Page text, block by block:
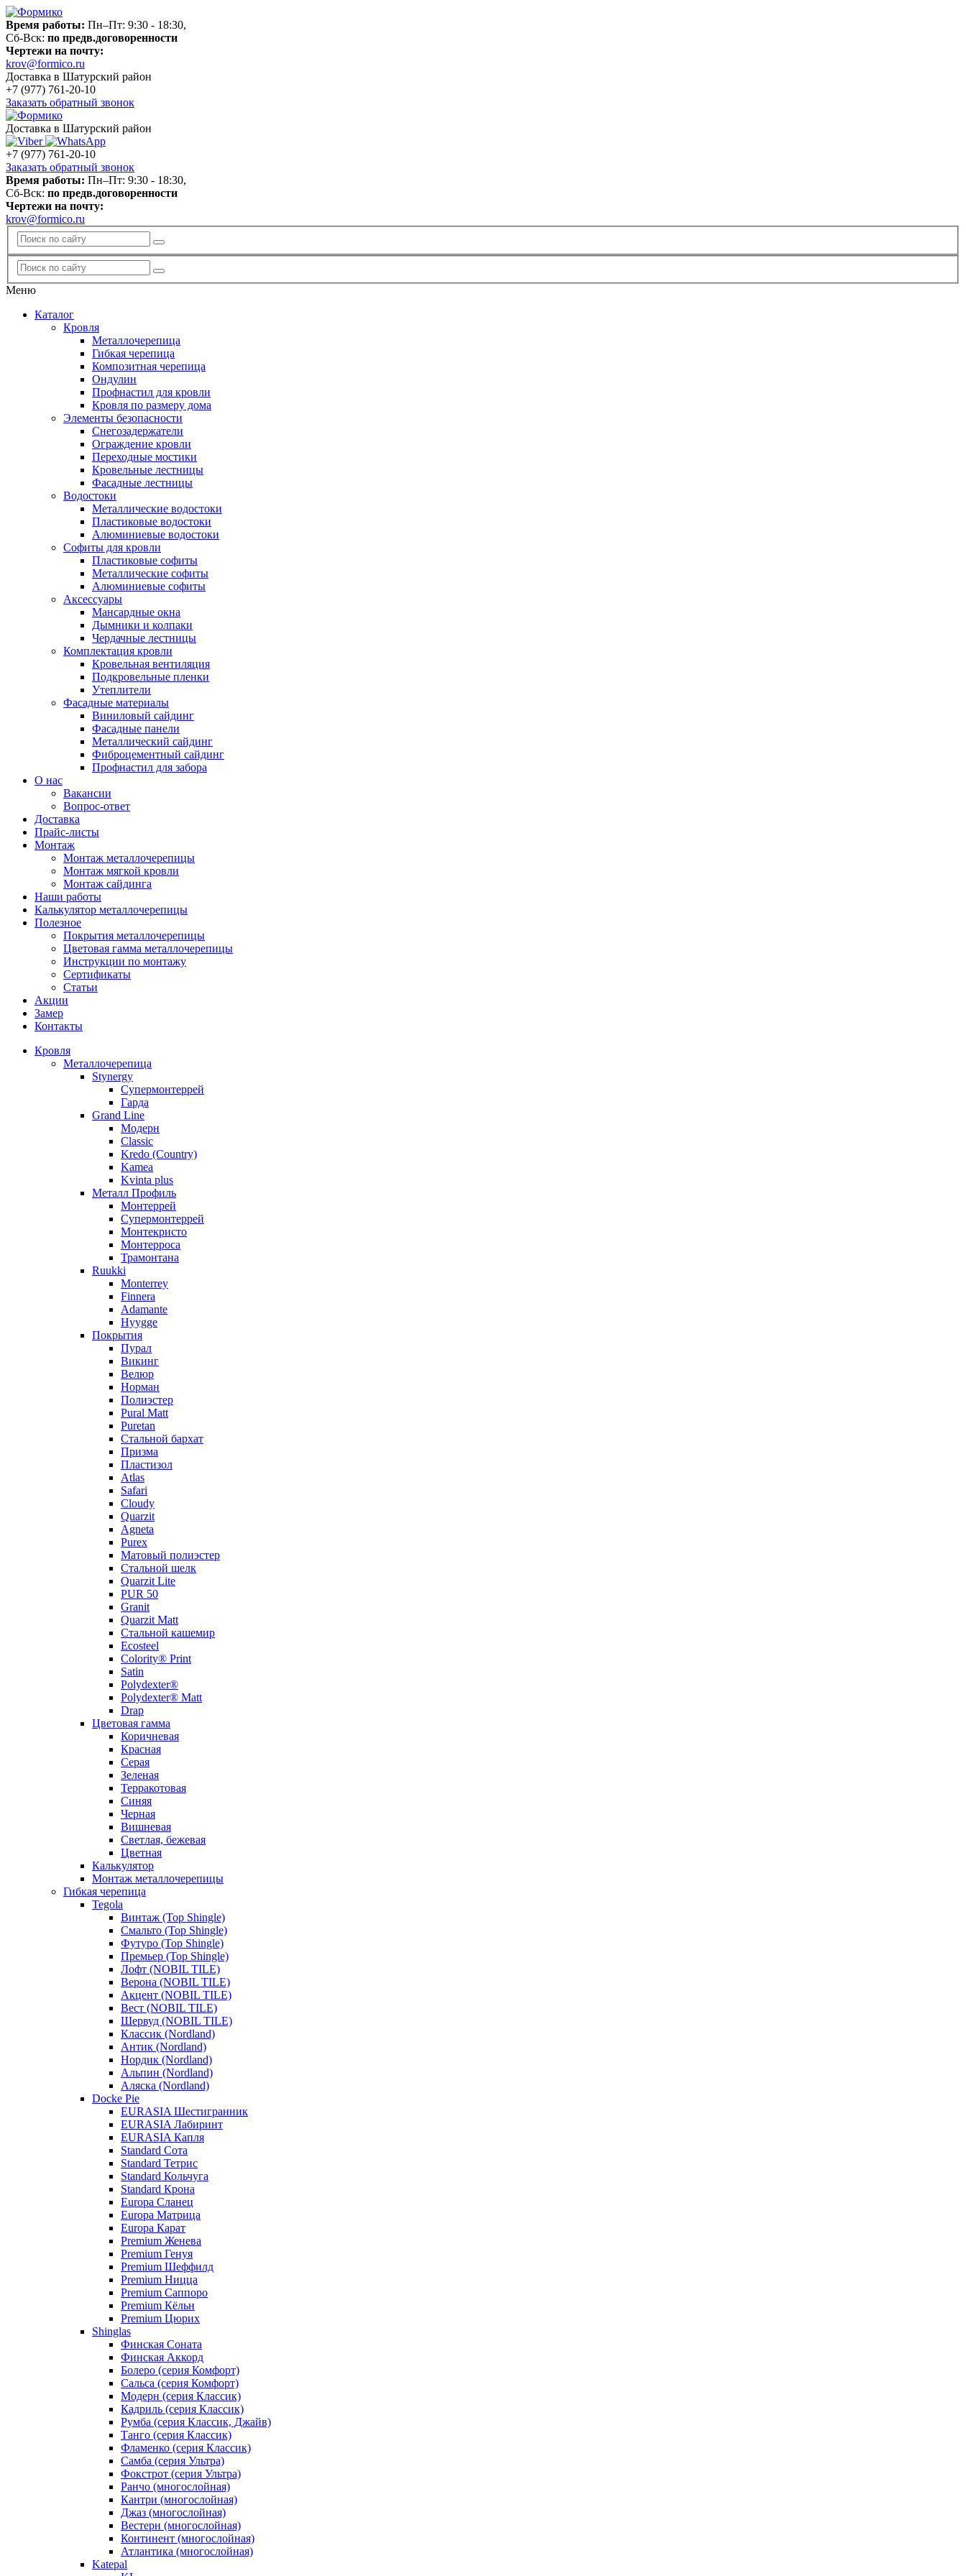
Время работы: Пн–Пт: 9:30 - 18:30,
Сб-Вск: по предв.договоренности
Чертежи на почту:
krov@formico.ru
Доставка в Шатурский район
+7 (977) 761-20-10
Заказать обратный звонок
Доставка в Шатурский район
+7 (977) 761-20-10
Заказать обратный звонок
Время работы: Пн–Пт: 9:30 - 18:30,
Сб-Вск: по предв.договоренности
Чертежи на почту:
krov@formico.ru
Меню
Каталог
Кровля
Металлочерепица
Гибкая черепица
Композитная черепица
Ондулин
Профнастил для кровли
Кровля по размеру дома
Элементы безопасности
Снегозадержатели
Ограждение кровли
Переходные мостики
Кровельные лестницы
Фасадные лестницы
Водостоки
Металлические водостоки
Пластиковые водостоки
Алюминиевые водостоки
Софиты для кровли
Пластиковые софиты
Металлические софиты
Алюминиевые софиты
Аксессуары
Мансардные окна
Дымники и колпаки
Чердачные лестницы
Комплектация кровли
Кровельная вентиляция
Подкровельные пленки
Утеплители
Фасадные материалы
Виниловый сайдинг
Фасадные панели
Металлический сайдинг
Фиброцементный сайдинг
Профнастил для забора
О нас
Вакансии
Вопрос-ответ
Доставка
Прайс-листы
Монтаж
Монтаж металлочерепицы
Монтаж мягкой кровли
Монтаж сайдинга
Наши работы
Калькулятор металлочерепицы
Полезное
Покрытия металлочерепицы
Цветовая гамма металлочерепицы
Инструкции по монтажу
Сертификаты
Статьи
Акции
Замер
Контакты
Кровля
Металлочерепица
Stynergy
Супермонтеррей
Гарда
Grand Line
Модерн
Classic
Kredo (Country)
Kamea
Kvinta plus
Металл Профиль
Монтеррей
Супермонтеррей
Монтекристо
Монтерроса
Трамонтана
Ruukki
Monterrey
Finnera
Adamante
Hyygge
Покрытия
Пурал
Викинг
Велюр
Норман
Полиэстер
Pural Matt
Puretan
Стальной бархат
Призма
Пластизол
Atlas
Safari
Cloudy
Quarzit
Agneta
Purex
Матовый полиэстер
Стальной шелк
Quarzit Lite
PUR 50
Granit
Quarzit Matt
Стальной кашемир
Ecosteel
Colority® Print
Satin
Polydexter®
Polydexter® Matt
Drap
Цветовая гамма
Коричневая
Красная
Серая
Зеленая
Терракотовая
Синяя
Черная
Вишневая
Светлая, бежевая
Цветная
Калькулятор
Монтаж металлочерепицы
Гибкая черепица
Tegola
Винтаж (Top Shingle)
Смальто (Top Shingle)
Футуро (Top Shingle)
Премьер (Top Shingle)
Лофт (NOBIL TILE)
Верона (NOBIL TILE)
Акцент (NOBIL TILE)
Вест (NOBIL TILE)
Шервуд (NOBIL TILE)
Классик (Nordland)
Антик (Nordland)
Нордик (Nordland)
Альпин (Nordland)
Аляска (Nordland)
Docke Pie
EURASIA Шестигранник
EURASIA Лабиринт
EURASIA Капля
Standard Сота
Standard Тетрис
Standard Кольчуга
Standard Крона
Europa Сланец
Europa Матрица
Europa Карат
Premium Женева
Premium Генуя
Premium Шеффилд
Premium Ницца
Premium Саппоро
Premium Кёльн
Premium Цюрих
Shinglas
Финская Соната
Финская Аккорд
Болеро (серия Комфорт)
Сальса (серия Комфорт)
Модерн (серия Классик)
Кадриль (серия Классик)
Румба (серия Классик, Джайв)
Танго (серия Классик)
Фламенко (серия Классик)
Самба (серия Ультра)
Фокстрот (серия Ультра)
Ранчо (многослойная)
Кантри (многослойная)
Джаз (многослойная)
Вестерн (многослойная)
Континент (многослойная)
Атлантика (многослойная)
Katepal